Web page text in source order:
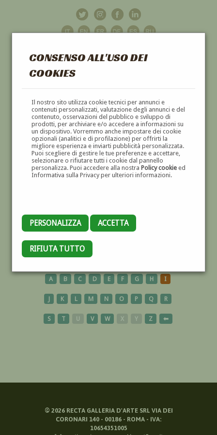
CONSENSO ALL'USO DEI
COOKIES
Il nostro sito utilizza cookie tecnici per annunci e
contenuti personalizzati, valutazione degli annunci e del
contenuto, osservazioni del pubblico e sviluppo di
prodotti, per archiviare e/o accedere a informazioni su
un dispositivo. Vorremmo anche impostare dei cookie
opzionali (analitici e di profilazione) per offrirti la
migliore esperienza e inviarti pubblicità personalizzata.
Puoi scegliere di gestire le tue preferenze e accettare,
selezionare o rifiutare tutti i cookie dal pannello
personalizza. Puoi accedere alla nostra Policy cookieed
Informativa sulla Privacy per ulteriori informazioni.
PERSONALIZZA ACCETTA
RIFIUTA TUTTO
GALLERIAD'ARTE
DIPINTI E SCULTURE '800 E '900
BOSCO
A B C D E F G H I
J K L M N O P Q R
S T U V W X Y Z ⬅
© 2026RECTA GALLERIA D'ARTE SRL VIA DEI
CORONARI 140 - 00186 - ROMA - IVA:
10654351005